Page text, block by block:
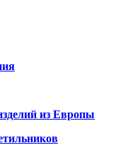
из Европы